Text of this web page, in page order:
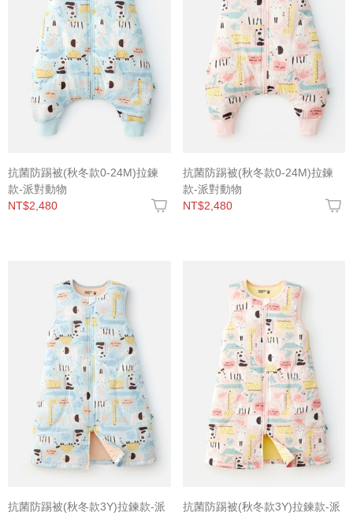
抗菌防踢被(秋冬款0-24M)拉鍊
款-派對動物
NT$2,480
抗菌防踢被(秋冬款0-24M)拉鍊
款-派對動物
NT$2,480
抗菌防踢被(秋冬款3Y)拉鍊款-派
抗菌防踢被(秋冬款3Y)拉鍊款-派